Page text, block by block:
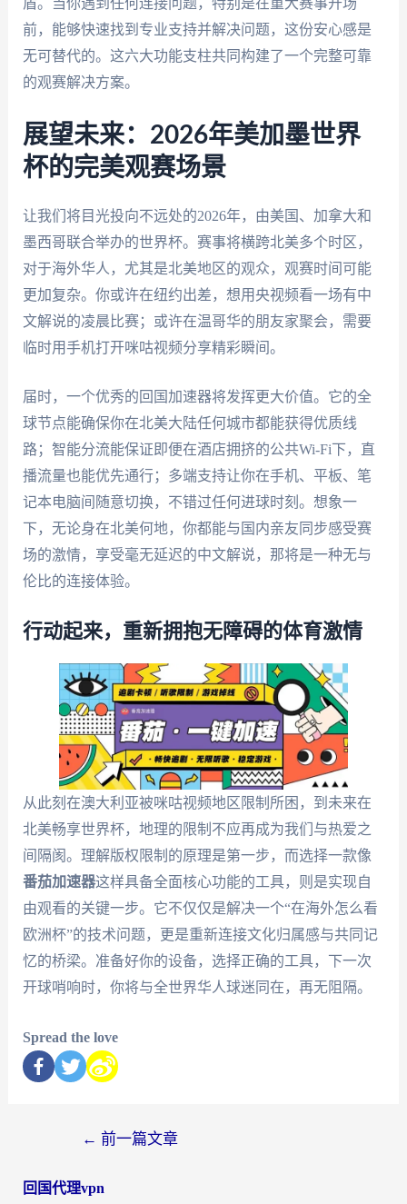
盾。当你遇到任何连接问题，特别是在重大赛事开场
前，能够快速找到专业支持并解决问题，这份安心感是
无可替代的。这六大功能支柱共同构建了一个完整可靠
的观赛解决方案。
展望未来：2026年美加墨世界
杯的完美观赛场景
让我们将目光投向不远处的2026年，由美国、加拿大和
墨西哥联合举办的世界杯。赛事将横跨北美多个时区，
对于海外华人，尤其是北美地区的观众，观赛时间可能
更加复杂。你或许在纽约出差，想用央视频看一场有中
文解说的凌晨比赛；或许在温哥华的朋友家聚会，需要
临时用手机打开咪咕视频分享精彩瞬间。
届时，一个优秀的回国加速器将发挥更大价值。它的全
球节点能确保你在北美大陆任何城市都能获得优质线
路；智能分流能保证即便在酒店拥挤的公共Wi-Fi下，直
播流量也能优先通行；多端支持让你在手机、平板、笔
记本电脑间随意切换，不错过任何进球时刻。想象一
下，无论身在北美何地，你都能与国内亲友同步感受赛
场的激情，享受毫无延迟的中文解说，那将是一种无与
伦比的连接体验。
行动起来，重新拥抱无障碍的体育激情
从此刻在澳大利亚被咪咕视频地区限制所困，到未来在
北美畅享世界杯，地理的限制不应再成为我们与热爱之
间隔阂。理解版权限制的原理是第一步，而选择一款像
番茄加速器这样具备全面核心功能的工具，则是实现自
由观看的关键一步。它不仅仅是解决一个“在海外怎么看
欧洲杯”的技术问题，更是重新连接文化归属感与共同记
忆的桥梁。准备好你的设备，选择正确的工具，下一次
开球哨响时，你将与全世界华人球迷同在，再无阻隔。
Spread the love
← 前一篇文章
回国代理vpn